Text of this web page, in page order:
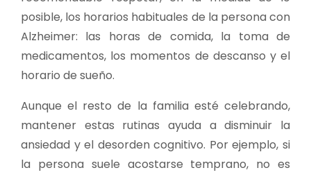
posible, los horarios habituales de la persona con
Alzheimer: las horas de comida, la toma de
medicamentos, los momentos de descanso y el
horario de sueño.
Aunque el resto de la familia esté celebrando,
mantener estas rutinas ayuda a disminuir la
ansiedad y el desorden cognitivo. Por ejemplo, si
la persona suele acostarse temprano, no es